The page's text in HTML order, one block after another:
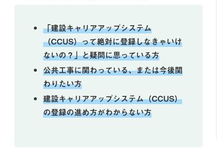
「建設キャリアアップシステム
（CCUS）って絶対に登録しなきゃいけ
ないの？」と疑問に思っている方
公共工事に関わっている、または今後関
わりたい方
建設キャリアアップシステム（CCUS）
の登録の進め方がわからない方